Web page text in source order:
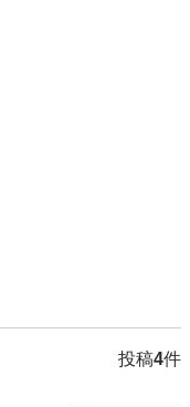
投稿4件